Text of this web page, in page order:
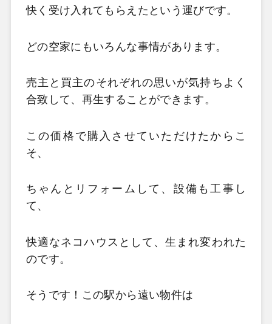
快く受け入れてもらえたという運びです。
どの空家にもいろんな事情があります。
売主と買主のそれぞれの思いが気持ちよく
合致して、再生することができます。
この価格で購入させていただけたからこ
そ、
ちゃんとリフォームして、設備も工事し
て、
快適なネコハウスとして、生まれ変われた
のです。
そうです！この駅から遠い物件は